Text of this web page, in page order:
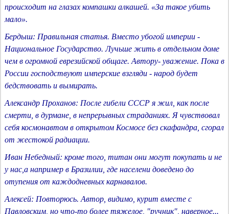
происходит на глазах компашки алкашей. «За такое убить
мало».
Бердыш: Правильная статья. Вместо убогой империи -
Национальное Государство. Лучьше жить в отдельном доме
чем в огромной еврезийской общаге. Автору- уважение. Пока в
России господствуют имперские взгляди - народ будет
бедствовать и вымирать.
Александр Проханов: После гибели СССР я жил, как после
смерти, в дурмане, в непрерывных страданиях. Я чувствовал
себя космонавтом в открытом Космосе без скафандра, сгорал
от жестокой радиации.
Иван Небедный: кроме того, титан они могут покупать и не
у нас,а например в Бразилии, где населени доведено до
отупения от каждодневных карнавалов.
Алексей: Повторюсь. Автор, видимо, курит вместе с
Павловским, но что-то более тяжелое, "ручник", наверное...